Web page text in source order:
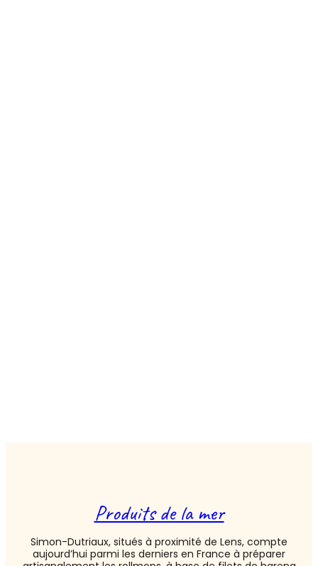
Produits de la mer
Simon-Dutriaux, situés à proximité de Lens, compte
aujourd’hui parmi les derniers en France à préparer